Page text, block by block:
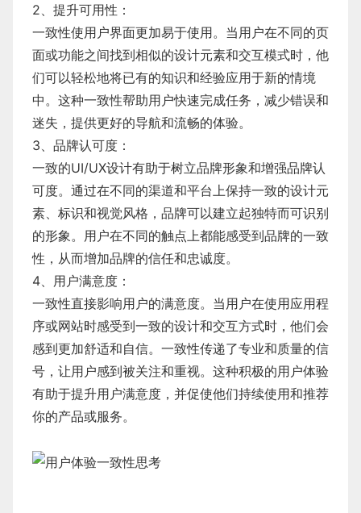
2、提升可用性：
一致性使用户界面更加易于使用。当用户在不同的页
面或功能之间找到相似的设计元素和交互模式时，他
们可以轻松地将已有的知识和经验应用于新的情境
中。这种一致性帮助用户快速完成任务，减少错误和
迷失，提供更好的导航和流畅的体验。
3、品牌认可度：
一致的UI/UX设计有助于树立品牌形象和增强品牌认
可度。通过在不同的渠道和平台上保持一致的设计元
素、标识和视觉风格，品牌可以建立起独特而可识别
的形象。用户在不同的触点上都能感受到品牌的一致
性，从而增加品牌的信任和忠诚度。
4、用户满意度：
一致性直接影响用户的满意度。当用户在使用应用程
序或网站时感受到一致的设计和交互方式时，他们会
感到更加舒适和自信。一致性传递了专业和质量的信
号，让用户感到被关注和重视。这种积极的用户体验
有助于提升用户满意度，并促使他们持续使用和推荐
你的产品或服务。